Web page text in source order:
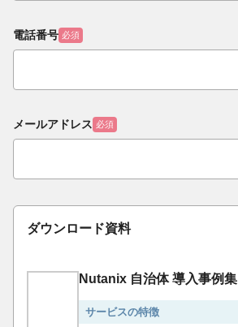
電話番号 必須
メールアドレス 必須
ダウンロード資料
Nutanix 自治体 導入事例集
サービスの特徴